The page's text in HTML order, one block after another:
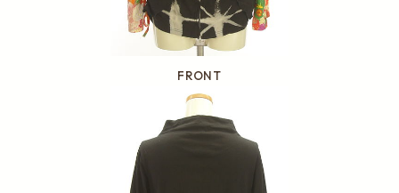
FRONT